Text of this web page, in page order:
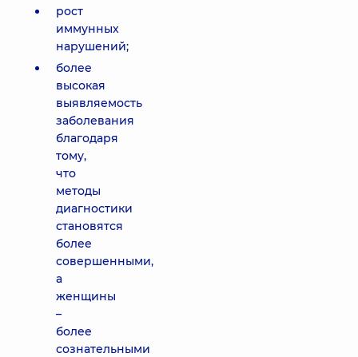
рост
иммунных
нарушений;
более
высокая
выявляемость
заболевания
благодаря
тому,
что
методы
диагностики
становятся
более
совершенными,
а
женщины
–
более
сознательными